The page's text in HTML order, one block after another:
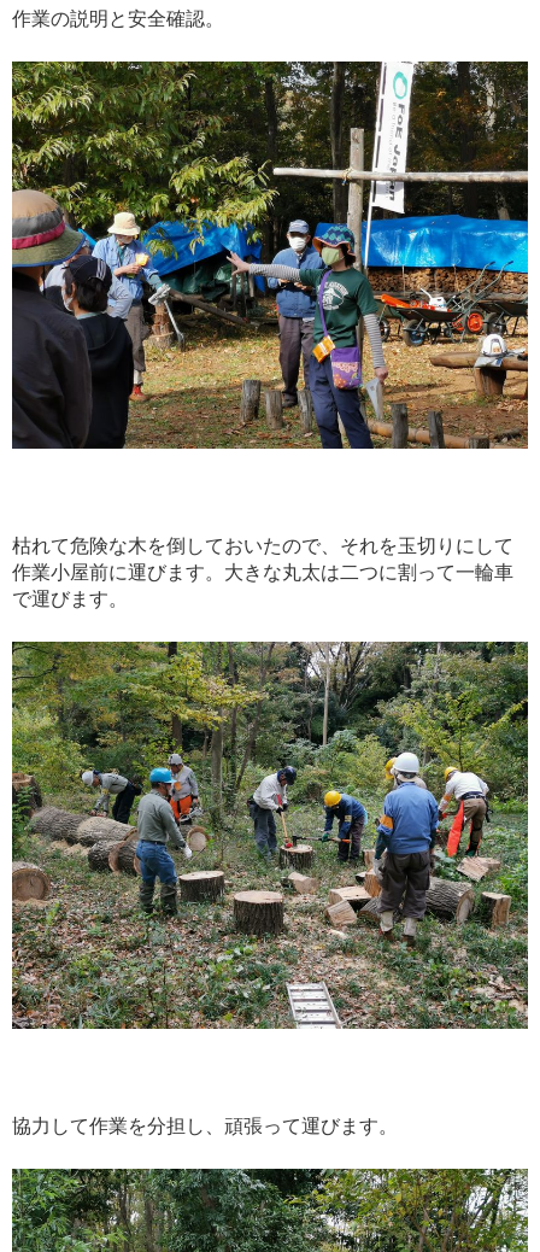
作業の説明と安全確認。
枯れて危険な木を倒しておいたので、それを玉切りにして
作業小屋前に運びます。大きな丸太は二つに割って一輪車
で運びます。
協力して作業を分担し、頑張って運びます。